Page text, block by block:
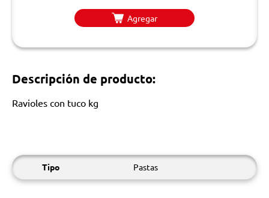
Agregar
Descripción de producto:
Ravioles con tuco kg
Tipo Pastas